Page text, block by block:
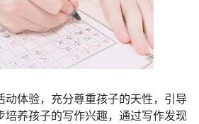
动体验，充分尊重孩子的天性，引导
培养孩子的写作兴趣，通过写作发现